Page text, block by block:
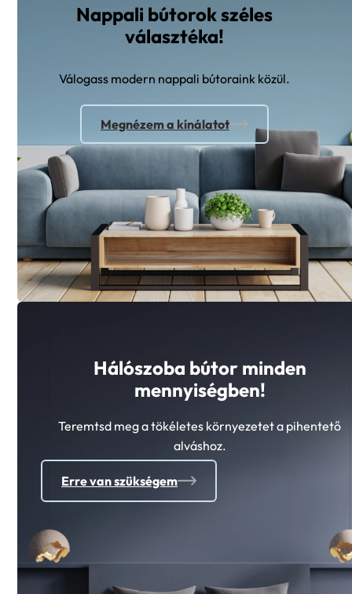
Nappali bútorok széles
választéka!
Válogass modern nappali bútoraink közül.
Megnézem a kínálatot
Hálószoba bútor minden
mennyiségben!
Teremtsd meg a tökéletes környezetet a pihentető
alváshoz.
Erre van szükségem